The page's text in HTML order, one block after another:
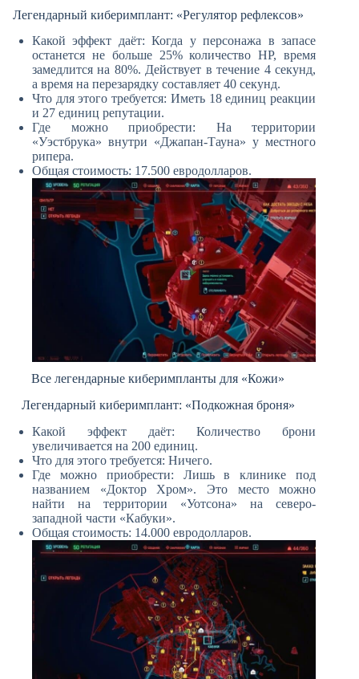
Легендарный киберимплант: «Регулятор рефлексов»
Какой эффект даёт: Когда у персонажа в запасе
останется не больше 25% количество HP, время
замедлится на 80%. Действует в течение 4 секунд,
а время на перезарядку составляет 40 секунд.
Что для этого требуется: Иметь 18 единиц реакции
и 27 единиц репутации.
Где можно приобрести: На территории
«Уэстбрука» внутри «Джапан-Тауна» у местного
рипера.
Общая стоимость: 17.500 евродолларов.
Все легендарные киберимпланты для «Кожи»
Легендарный киберимплант: «Подкожная броня»
Какой эффект даёт: Количество брони
увеличивается на 200 единиц.
Что для этого требуется: Ничего.
Где можно приобрести: Лишь в клинике под
названием «Доктор Хром». Это место можно
найти на территории «Уотсона» на северо-
западной части «Кабуки».
Общая стоимость: 14.000 евродолларов.